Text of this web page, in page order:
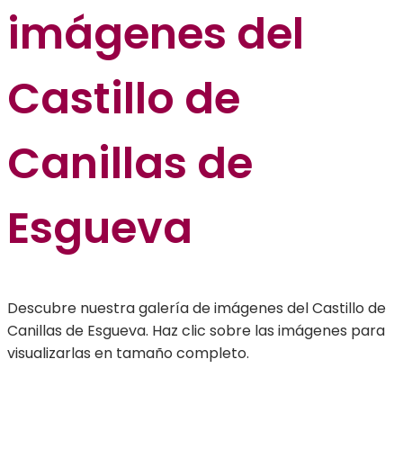
imágenes del
Castillo de
Canillas de
Esgueva
Descubre nuestra galería de imágenes del Castillo de
Canillas de Esgueva. Haz clic sobre las imágenes para
visualizarlas en tamaño completo.